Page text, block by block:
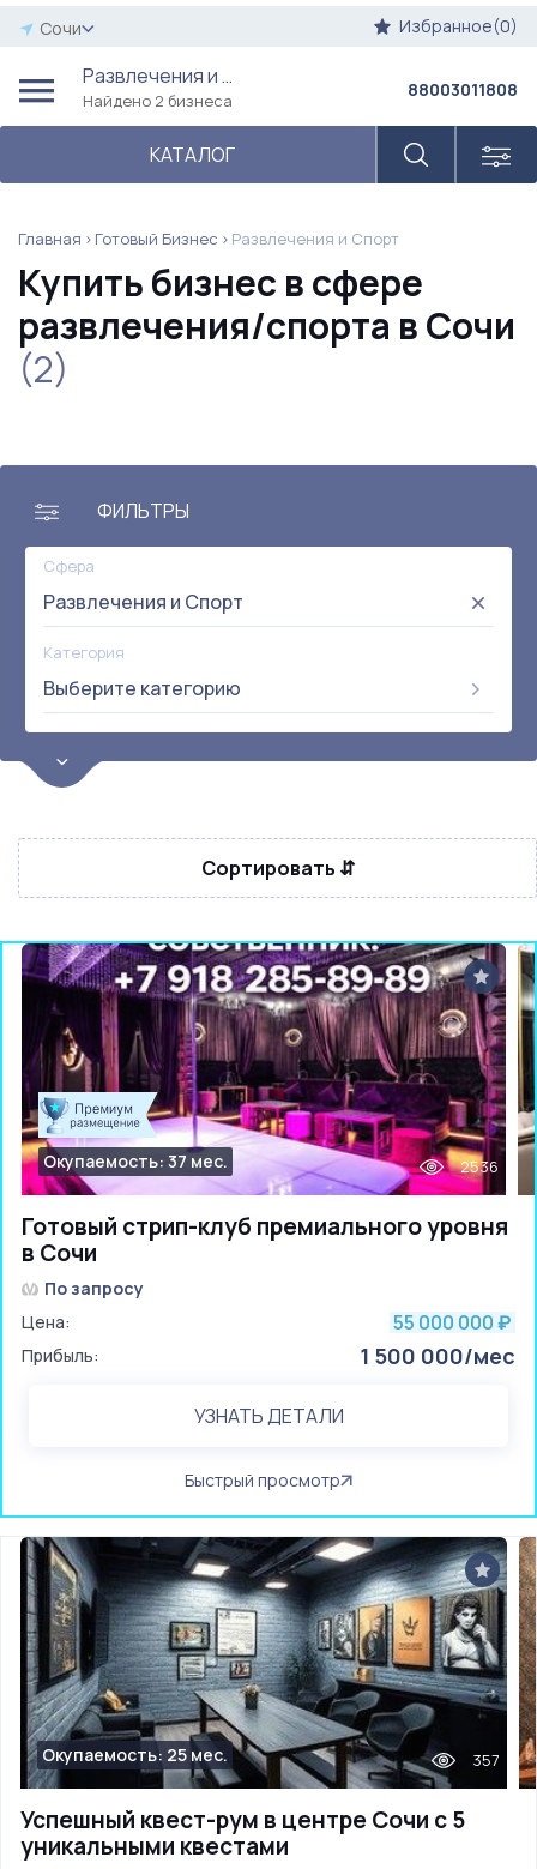
Сочи Избранное(0)
Развлечения и Спорт
Найдено 2 бизнеса
КАТАЛОГ
88003011808
Главная Готовый Бизнес Развлечения и Спорт
Купить бизнес в сфере
развлечения/спорта в Сочи
(2)
ФИЛЬТРЫ
Сфера
Развлечения и Спорт
Категория
Выберите категорию
Цена
от:
до:
Окупаемость Возраст
Сортировать ⇵
Готовый стрип-клуб премиального уровня
в Сочи
Окупаемость: 37 мес. 2536
По запросу
Цена:
55 000 000 ₽
Прибыль: 1 500 000/мес
УЗНАТЬ ДЕТАЛИ
Быстрый просмотр
Успешный квест-рум в центре Сочи с 5
уникальными квестами
Окупаемость: 25 мес. 357